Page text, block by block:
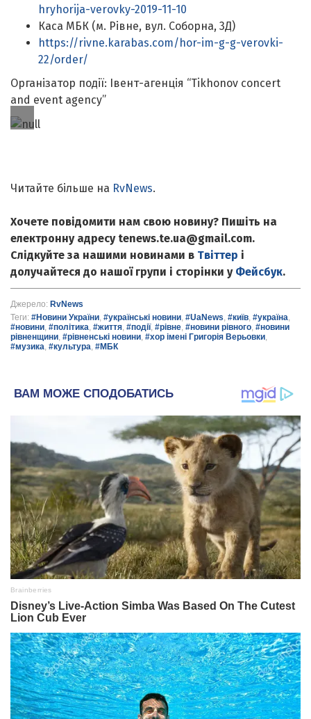
hryhorija-verovky-2019-11-10
Каса МБК (м. Рівне, вул. Соборна, 3Д)
https://rivne.karabas.com/hor-im-g-g-verovki-
22/order/
Організатор події: Івент-агенція “Tikhonov сoncert
and event agency”
Читайте більше на RvNews.
Хочете повідомити нам свою новину? Пишіть на
електронну адресу tenews.te.ua@gmail.com.
Слідкуйте за нашими новинами в Твіттер і
долучайтеся до нашої групи і сторінки у Фейсбук.
Джерело: RvNews
Теги: #Новини України, #українські новини, #UaNews, #київ, #україна,
#новини, #політика, #життя, #події, #рівне, #новини рівного, #новини
рівненщини, #рівненські новини, #хор імені Григорія Верьовки,
#музика, #культура, #МБК